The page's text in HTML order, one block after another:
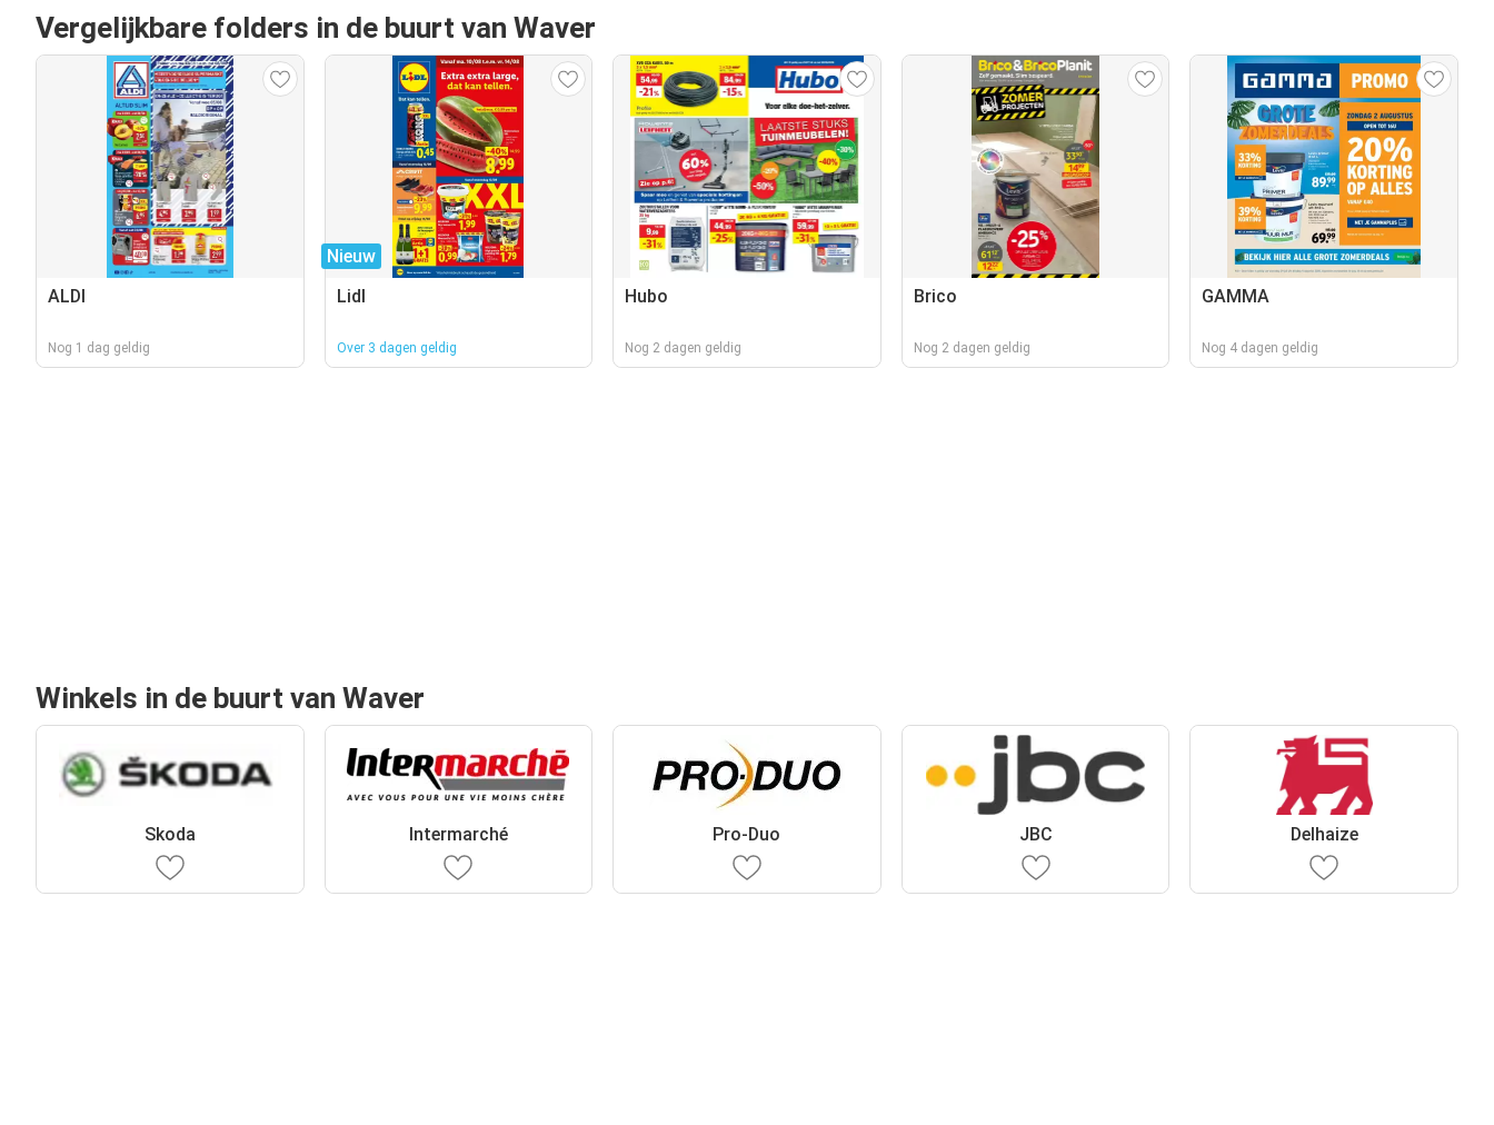
Vergelijkbare folders in de buurt van Waver
ALDI
Nog 1 dag geldig
Nieuw
Lidl
Over 3 dagen geldig
Hubo
Nog 2 dagen geldig
Brico
Nog 2 dagen geldig
GAMMA
Nog 4 dagen geldig
Winkels in de buurt van Waver
Skoda Intermarché Pro-Duo JBC Delhaize